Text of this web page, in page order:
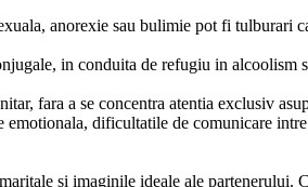
anorexie sau bulimie pot fi tulburari
in conduita de refugiu in
fara a se concentra atentia exclusiv
dificultatile de comunicare
si imaginile ideale ale partenerului.